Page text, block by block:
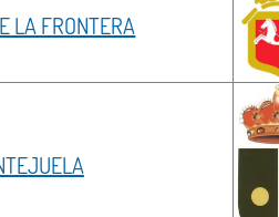
LA FRONTERA